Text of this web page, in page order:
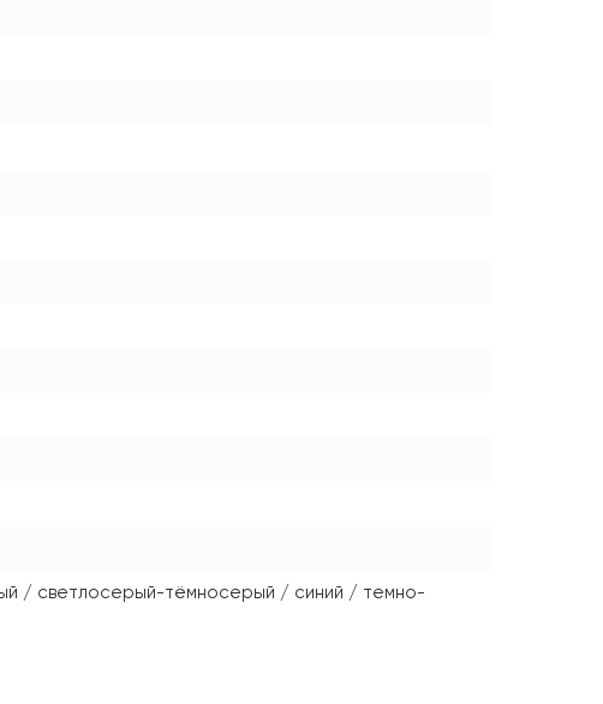
/ светлосерый-тёмносерый / синий / темно-